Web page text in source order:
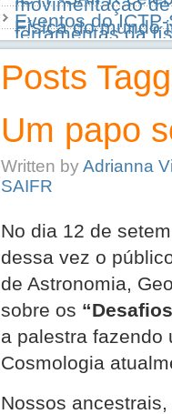
ferramentas da
Física do mundo
Eventos do
Posts
Um papo
Written byAdrianna
SAIFR
No dia 12 de
dessa vez o
de Astronomia,
sobre os
a palestra fazendo
Cosmologia
Nossos